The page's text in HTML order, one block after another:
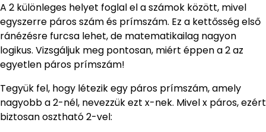
A 2 különleges helyet foglal el a számok között, mivel
egyszerre páros szám és prímszám. Ez a kettősség első
ránézésre furcsa lehet, de matematikailag nagyon
logikus. Vizsgáljuk meg pontosan, miért éppen a 2 az
egyetlen páros prímszám!
Tegyük fel, hogy létezik egy páros prímszám, amely
nagyobb a 2-nél, nevezzük ezt x-nek. Mivel x páros, ezért
biztosan osztható 2-vel: